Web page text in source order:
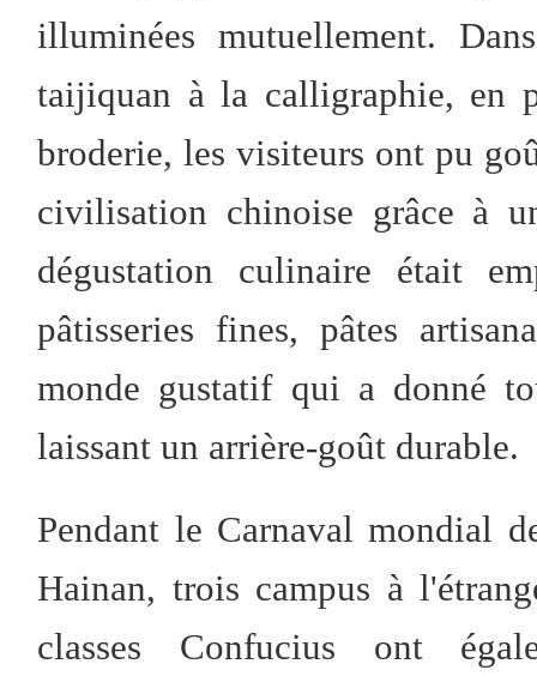
illuminées mutuellement.
taijiquan à la calligraphie, en
broderie, les visiteurs ont pu
civilisation chinoise grâce à
dégustation culinaire était
pâtisseries fines, pâtes
monde gustatif qui a donné
laissant un arrière-goût durable.
Pendant le Carnaval mondial
Hainan, trois campus à
classes Confucius ont